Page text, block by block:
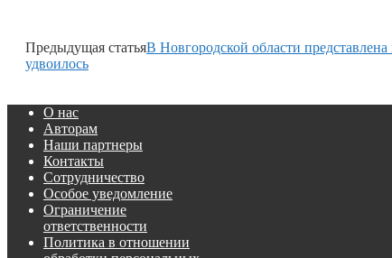
Предыдущая статьяВ Новгородской области
удвоилось
О нас
Авторам
Наши партнеры
Контакты
Сотрудничество
Особое уведомление
Ограничение
ответственности
Политика в отношении